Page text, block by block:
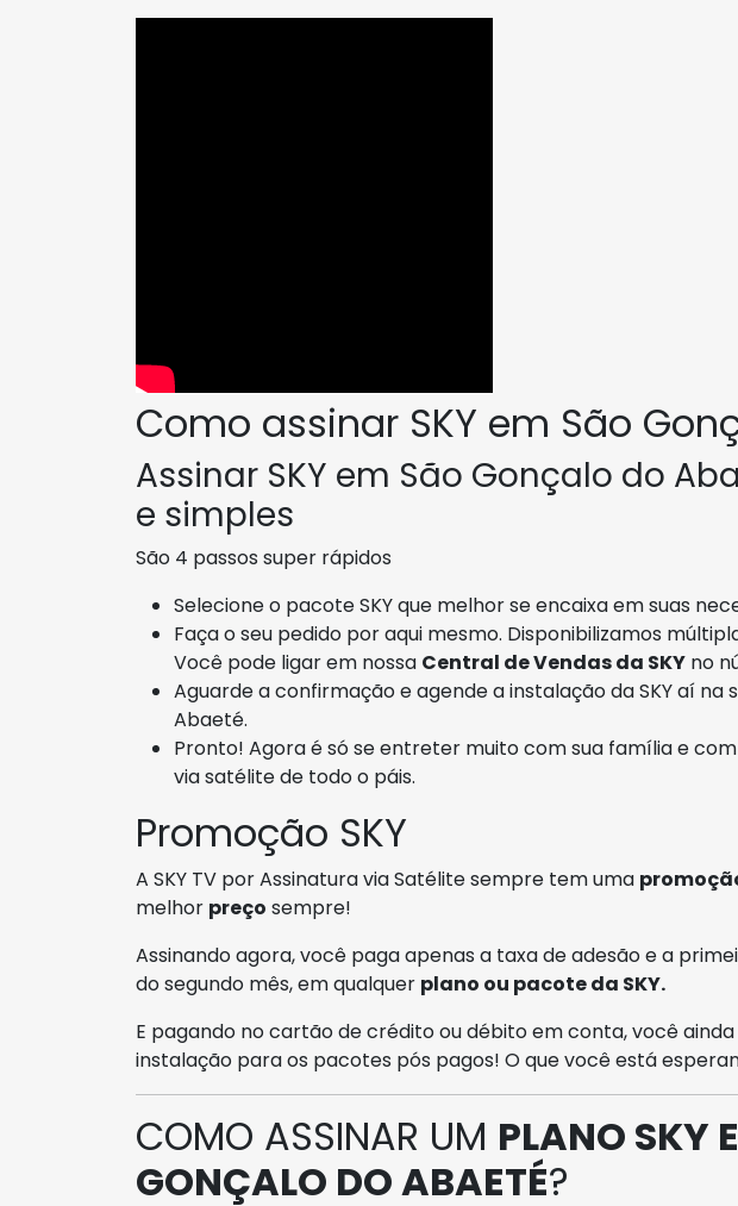
Como assinar SKY em São
Assinar SKY em São Gonçalo do
e simples
São 4 passos super rápidos
Selecione o pacote SKY que melhor se encaixa em suas
Faça o seu pedido por aqui mesmo. Disponibilizamos
Você pode ligar em nossa Central de Vendas da SKY no
Aguarde a confirmação e agende a instalação da SKY aí na
Abaeté.
Pronto! Agora é só se entreter muito com sua família e
via satélite de todo o páis.
Promoção SKY
A SKY TV por Assinatura via Satélite sempre tem uma
melhor preço sempre!
Assinando agora, você paga apenas a taxa de adesão e a
do segundo mês, em qualquer plano ou pacote da SKY.
E pagando no cartão de crédito ou débito em conta, você
instalação para os pacotes pós pagos! O que você está
COMO ASSINAR UM PLANO SKY
GONÇALO DO ABAETÉ?